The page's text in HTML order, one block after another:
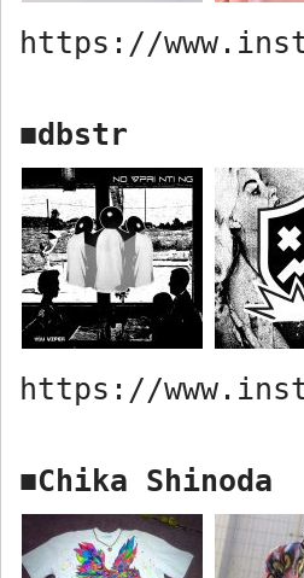
https://
■dbstr
https://
■Chika Shinoda